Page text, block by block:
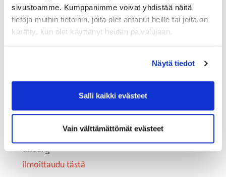
sivustoamme. Kumppanimme voivat yhdistää näitä
tietoja muihin tietoihin, joita olet antanut heille tai joita on
kerätty, kun olet käyttänyt heidän palvelujaan.
Näytä tiedot
Salli kaikki evästeet
Vain välttämättömät evästeet
klo 14–15.30
Ekberg
ilmoittaudu tästä